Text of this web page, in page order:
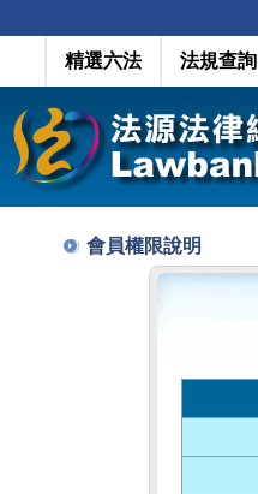
精選六法 法規查詢
會員權限說明